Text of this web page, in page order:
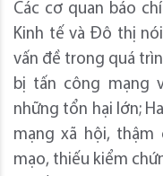
Các cơ quan báo
Kinh tế và Đô thị
vấn đề trong quá
bị tấn công mạng
những tổn hại lớn;
mạng xã hội,
mạo, thiếu kiểm